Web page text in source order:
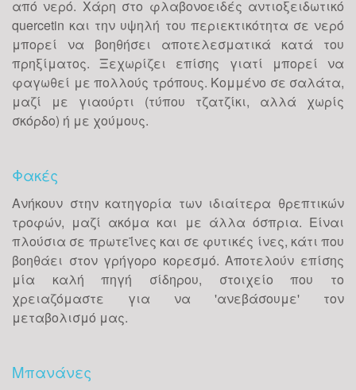
από νερό. Χάρη στο φλαβονοειδές αντιοξειδωτικό
quercetin και την υψηλή του περιεκτικότητα σε νερό
μπορεί να βοηθήσει αποτελεσματικά κατά του
πρηξίματος. Ξεχωρίζει επίσης γιατί μπορεί να
φαγωθεί με πολλούς τρόπους. Κομμένο σε σαλάτα,
μαζί με γιαούρτι (τύπου τζατζίκι, αλλά χωρίς
σκόρδο) ή με χούμους.
Φακές
Ανήκουν στην κατηγορία των ιδιαίτερα θρεπτικών
τροφών, μαζί ακόμα και με άλλα όσπρια. Είναι
πλούσια σε πρωτεΐνες και σε φυτικές ίνες, κάτι που
βοηθάει στον γρήγορο κορεσμό. Αποτελούν επίσης
μία καλή πηγή σίδηρου, στοιχείο που το
χρειαζόμαστε για να 'ανεβάσουμε' τον
μεταβολισμό μας.
Μπανάνες